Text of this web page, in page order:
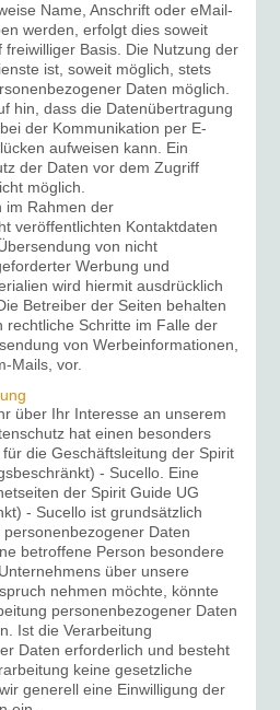
Name, Anschrift oder eMail-
werden, erfolgt dies soweit
freiwilliger Basis. Die Nutzung der
ist, soweit möglich, stets
Daten möglich.
hin, dass die Datenübertragung
der Kommunikation per E-
aufweisen kann. Ein
der Daten vor dem Zugriff
möglich.
im Rahmen der
veröffentlichten Kontaktdaten
von nicht
Werbung und
wird hiermit ausdrücklich
Betreiber der Seiten behalten
rechtliche Schritte im Falle der
von Werbeinformationen,
Mails, vor.
über Ihr Interesse an unserem
hat einen besonders
die Geschäftsleitung der Spirit
- Sucello. Eine
der Spirit Guide UG
- Sucello ist grundsätzlich
Daten
betroffene Person besondere
über unsere
nehmen möchte, könnte
personenbezogener Daten
Ist die Verarbeitung
Daten erforderlich und besteht
keine gesetzliche
generell eine Einwilligung der